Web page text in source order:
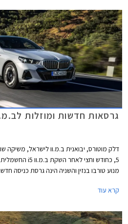
גרסאות חדשות ומוזלות לב.מ.וו
דלק מוטורס, יבואנית ב.מ.וו לישראל, משיקה
קרא עוד